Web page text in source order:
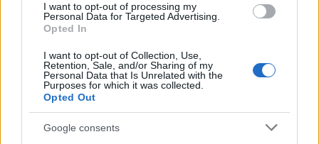
I want to opt-out of processing my
Personal Data for Targeted Advertising.
Opted In
I want to opt-out of Collection, Use,
Retention, Sale, and/or Sharing of my
Personal Data that Is Unrelated with the
Purposes for which it was collected.
Opted Out
Google consents
Indigo
Ryanair
Eurowings
Οι πιο καθαρές αεροπορικές